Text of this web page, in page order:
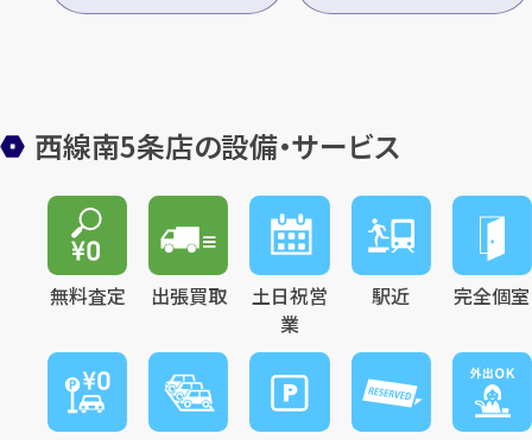
西線南5条店の設備・サービス
無料査定 出張買取
土日祝営
業
駅近 完全個室